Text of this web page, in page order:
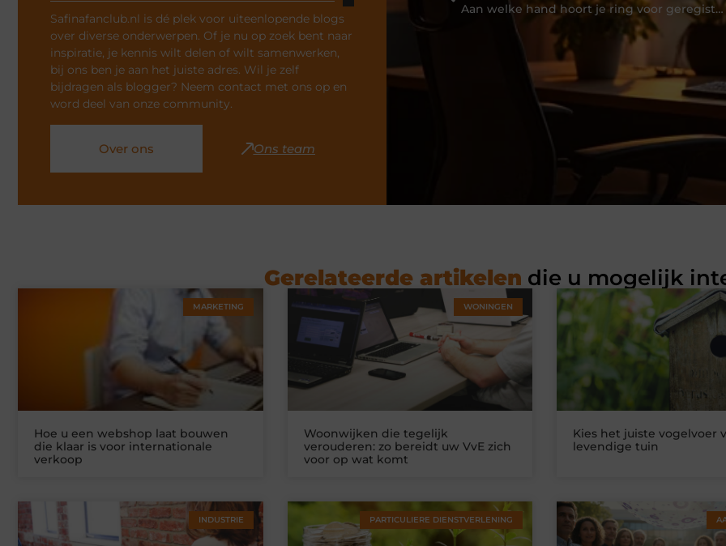
Safinafanclub.nl is dé plek voor uiteenlopende blogs
over diverse onderwerpen. Of je nu op zoek bent naar
inspiratie, je kennis wilt delen of wilt samenwerken,
bij ons ben je aan het juiste adres. Wil je zelf
bijdragen als blogger? Neem contact met ons op en
word deel van onze community.
Over ons Ons team
Aan welke hand hoort je ring voor geregistreerd partnerschap eigenlijk?
Gerelateerde artikelen die u mogelijk
MARKETING
Hoe u een webshop laat bouwen
die klaar is voor internationale
verkoop
WONINGEN
Woonwijken die tegelijk
verouderen: zo bereidt uw VvE zich
voor op wat komt
Kies het juiste vogelvoer
levendige tuin
INDUSTRIE PARTICULIERE DIENSTVERLENING